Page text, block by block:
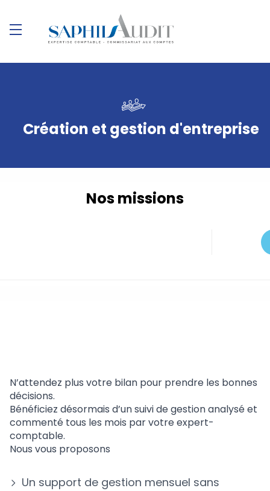
Création et gestion d'entreprise
Nos missions
N’attendez plus votre bilan pour prendre les bonnes
décisions.
Bénéficiez désormais d’un suivi de gestion analysé et
commenté tous les mois par votre expert-
comptable.
Nous vous proposons
Un support de gestion mensuel sans